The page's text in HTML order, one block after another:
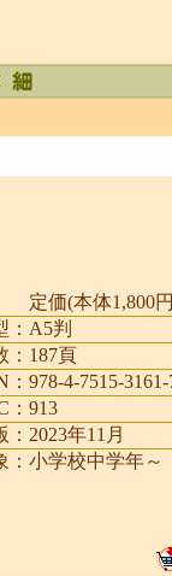
定価(本体1,800
： A5判
187頁
： 978-4-7515-3161-
： 913
： 2023年11月
： 小学校中学年～